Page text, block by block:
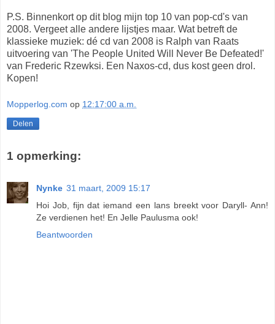
P.S. Binnenkort op dit blog mijn top 10 van pop-cd's van
2008. Vergeet alle andere lijstjes maar. Wat betreft de
klassieke muziek: dé cd van 2008 is Ralph van Raats
uitvoering van 'The People United Will Never Be Defeated!'
van Frederic Rzewksi. Een Naxos-cd, dus kost geen drol.
Kopen!
Mopperlog.com op 12:17:00 a.m.
Delen
1 opmerking:
Nynke 31 maart, 2009 15:17
Hoi Job, fijn dat iemand een lans breekt voor Daryll- Ann!
Ze verdienen het! En Jelle Paulusma ook!
Beantwoorden